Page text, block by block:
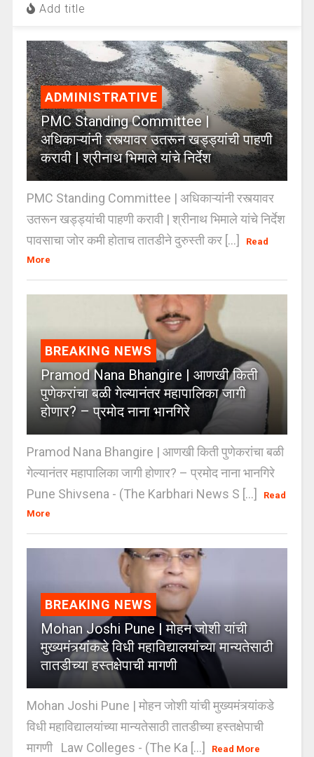
Add title
ADMINISTRATIVE
PMC Standing Committee |
अधिकाऱ्यांनी रस्त्यावर उतरून खड्ड्यांची पाहणी
करावी | श्रीनाथ भिमाले यांचे निर्देश
PMC Standing Committee | अधिकाऱ्यांनी रस्त्यावर
उतरून खड्ड्यांची पाहणी करावी | श्रीनाथ भिमाले यांचे निर्देश
पावसाचा जोर कमी होताच तातडीने दुरुस्ती कर [...]
Read
More
BREAKING NEWS
Pramod Nana Bhangire | आणखी किती
पुणेकरांचा बळी गेल्यानंतर महापालिका जागी
होणार? – प्रमोद नाना भानगिरे
Pramod Nana Bhangire | आणखी किती पुणेकरांचा बळी
गेल्यानंतर महापालिका जागी होणार? – प्रमोद नाना भानगिरे
Pune Shivsena - (The Karbhari News S [...]
Read
More
BREAKING NEWS
Mohan Joshi Pune | मोहन जोशी यांची
मुख्यमंत्र्यांकडे विधी महाविद्यालयांच्या मान्यतेसाठी
तातडीच्या हस्तक्षेपाची मागणी
Mohan Joshi Pune | मोहन जोशी यांची मुख्यमंत्र्यांकडे
विधी महाविद्यालयांच्या मान्यतेसाठी तातडीच्या हस्तक्षेपाची
मागणी Law Colleges - (The Ka [...]
Read More